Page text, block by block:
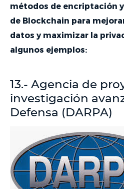
métodos de encriptación
de Blockchain para
datos y maximizar la
algunos ejemplos:
13.- Agencia de
investigación
Defensa (DARPA)